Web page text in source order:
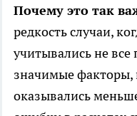
Почему это так
редкость случаи,
учитывались не
значимые факторы,
оказывались